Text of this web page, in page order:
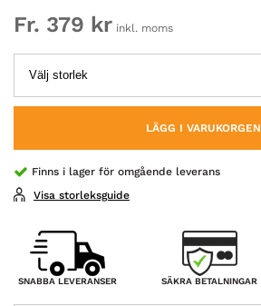
Fr. 379 kr inkl. moms
LÄGG I VARUKORGEN
Finns i lager för omgående leverans
Visa storleksguide
SNABBA LEVERANSER SÄKRA BETALNINGAR